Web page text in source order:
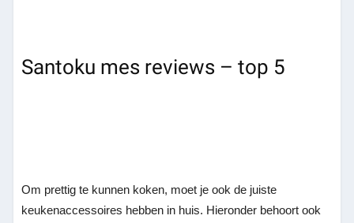
Santoku mes reviews – top 5
Om prettig te kunnen koken, moet je ook de juiste
keukenaccessoires hebben in huis. Hieronder behoort ook